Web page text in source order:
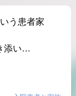
う患者家
添い…